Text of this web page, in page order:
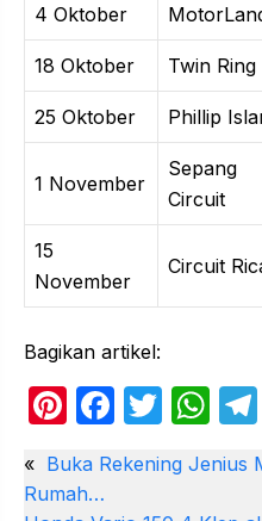
4 Oktober
18 Oktober Twin
25 Oktober Phillip
1 November
Sepang
Circuit
15
November
Circuit
Bagikan artikel:
Pi
er
F
c
T
itt
W
at
« Buka Rekening Jenius
Rumah…